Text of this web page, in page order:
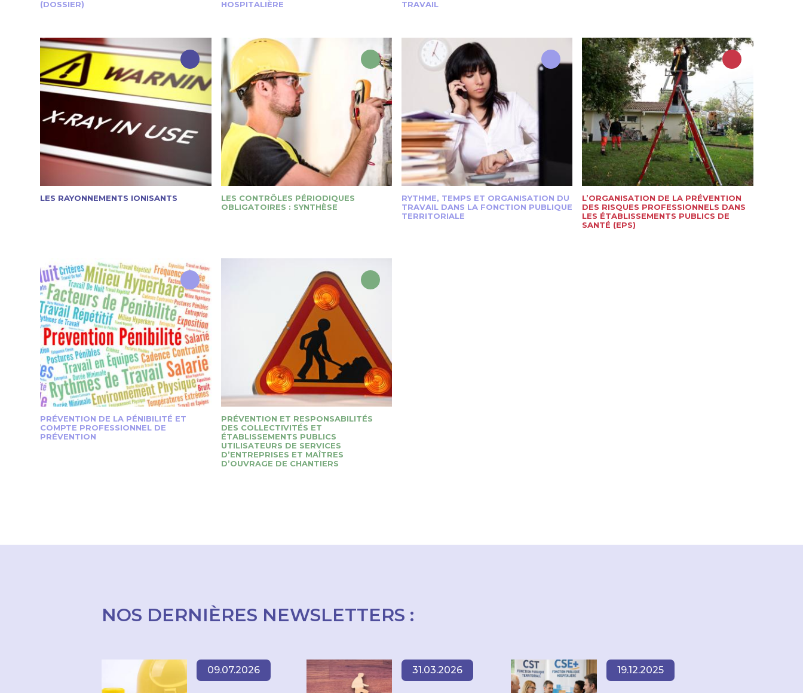
(DOSSIER)
HOSPITALIÈRE
TRAVAIL
LES RAYONNEMENTS IONISANTS
LES CONTRÔLES PÉRIODIQUES
OBLIGATOIRES : SYNTHÈSE
RYTHME, TEMPS ET ORGANISATION DU
TRAVAIL DANS LA FONCTION PUBLIQUE
TERRITORIALE
L’ORGANISATION DE LA PRÉVENTION
DES RISQUES PROFESSIONNELS DANS
LES ÉTABLISSEMENTS PUBLICS DE
SANTÉ (EPS)
PRÉVENTION DE LA PÉNIBILITÉ ET
COMPTE PROFESSIONNEL DE
PRÉVENTION
PRÉVENTION ET RESPONSABILITÉS
DES COLLECTIVITÉS ET
ÉTABLISSEMENTS PUBLICS
UTILISATEURS DE SERVICES
D’ENTREPRISES ET MAÎTRES
D’OUVRAGE DE CHANTIERS
NOS DERNIÈRES NEWSLETTERS :
09.07.2026 31.03.2026 19.12.2025